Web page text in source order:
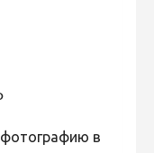
в